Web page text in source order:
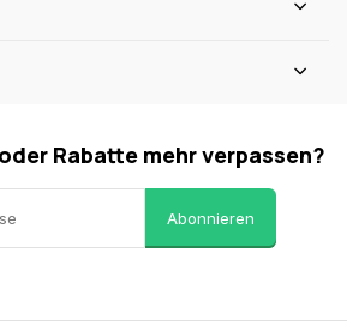
Rabatte mehr verpassen?
Abonnieren